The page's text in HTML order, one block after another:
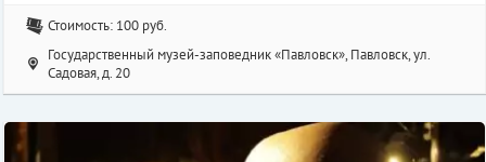
Стоимость: 100 руб.
Государственный музей-заповедник «Павловск», Павловск, ул.
Садовая, д. 20